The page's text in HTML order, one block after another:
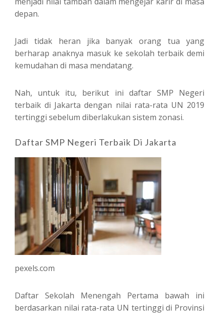
depan.
Jadi tidak heran jika banyak orang tua yang
berharap anaknya masuk ke sekolah terbaik demi
kemudahan di masa mendatang.
Nah, untuk itu, berikut ini daftar SMP Negeri
terbaik di Jakarta dengan nilai rata-rata UN 2019
tertinggi sebelum diberlakukan sistem zonasi.
Daftar SMP Negeri Terbaik Di Jakarta
pexels.com
Daftar Sekolah Menengah Pertama bawah ini
berdasarkan nilai rata-rata UN tertinggi di Provinsi